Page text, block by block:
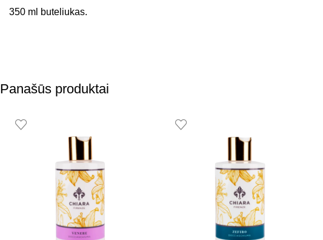
350 ml buteliukas.
Panašūs produktai